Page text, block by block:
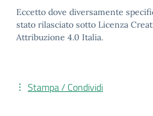
Eccetto dove diversamente
stato rilasciato sotto Licenza
Attribuzione 4.0 Italia.
Stampa / Condividi